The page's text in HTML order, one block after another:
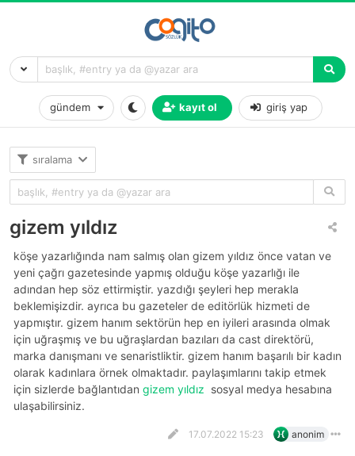
gündem kayıt ol giriş yap
sıralama
gizem yıldız
köşe yazarlığında nam salmış olan gizem yıldız önce vatan ve
yeni çağrı gazetesinde yapmış olduğu köşe yazarlığı ile
adından hep söz ettirmiştir. yazdığı şeyleri hep merakla
beklemişizdir. ayrıca bu gazeteler de editörlük hizmeti de
yapmıştır. gizem hanım sektörün hep en iyileri arasında olmak
için uğraşmış ve bu uğraşlardan bazıları da cast direktörü,
marka danışmanı ve senaristliktir. gizem hanım başarılı bir kadın
olarak kadınlara örnek olmaktadır. paylaşımlarını takip etmek
için sizlerde bağlantıdan gizem yıldız sosyal medya hesabına
ulaşabilirsiniz.
17.07.2022 15:23 anonim